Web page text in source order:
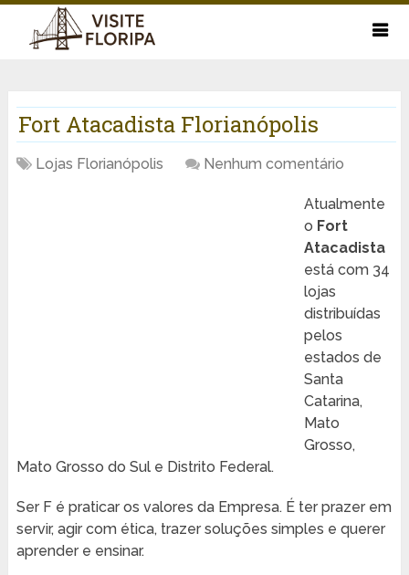
Fort Atacadista Florianópolis
Lojas Florianópolis Nenhum comentário
Atualmente
o Fort
Atacadista
está com 34
lojas
distribuídas
pelos
estados de
Santa
Catarina,
Mato
Grosso,
Mato Grosso do Sul e Distrito Federal.
Ser F é praticar os valores da Empresa. É ter prazer em
servir, agir com ética, trazer soluções simples e querer
aprender e ensinar.